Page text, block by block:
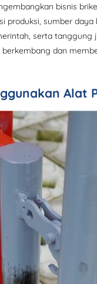
bisnis
sumber
serta tanggung
dan
Alat